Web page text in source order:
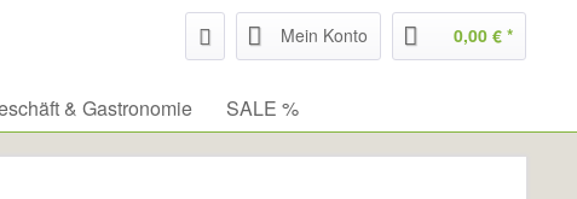
Mein Konto 0,00 € *
& Gastronomie SALE %